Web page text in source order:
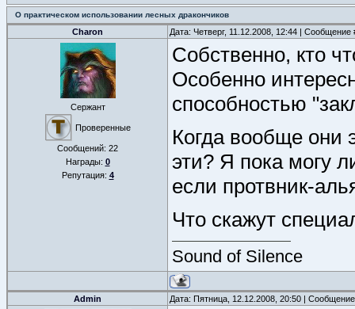
О практическом использовании лесных дракончиков
Charon Дата: Четверг, 11.12.2008, 12:44 | Сообщение
Сержант
Проверенные
Сообщений: 22
Награды: 0
Репутация: 4
Собственно, кто
Особенно
способностью
Когда вообще они
эти? Я пока могу
если протвник-
Что скажут
Sound of Silence
Admin Дата: Пятница, 12.12.2008, 20:50 |